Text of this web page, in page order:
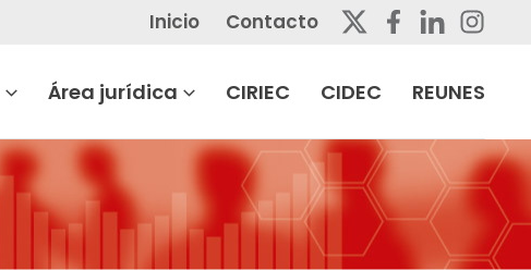
Inicio Contacto
Área jurídica CIRIEC CIDEC REUNES